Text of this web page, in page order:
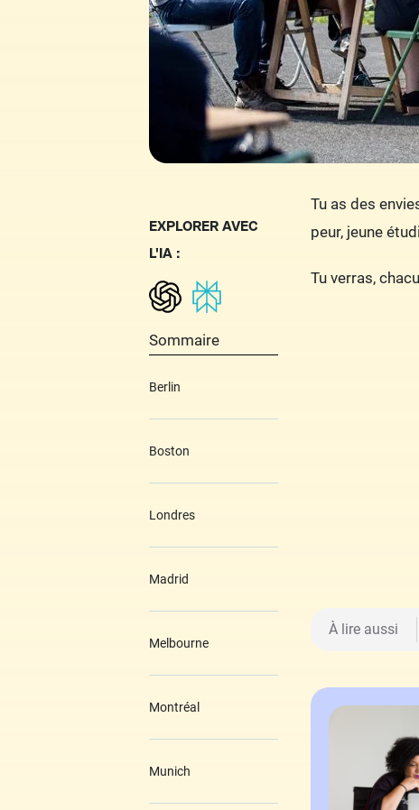
Tu as des
peur, jeune
Tu verras,
À lire aussi
EXPLORER AVEC
L'IA :
Sommaire
Berlin
Boston
Londres
Madrid
Melbourne
Montréal
Munich